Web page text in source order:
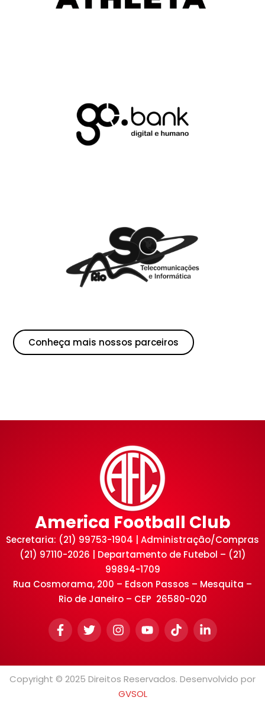
Conheça mais nossos parceiros
America Football Club
Secretaria: (21) 99753-1904 | Administração/Compras
(21) 97110-2026 | Departamento de Futebol – (21)
99894-1709
Rua Cosmorama, 200 – Edson Passos – Mesquita –
Rio de Janeiro – CEP 26580-020
Copyright © 2025 Direitos Reservados. Desenvolvido por
GVSOL